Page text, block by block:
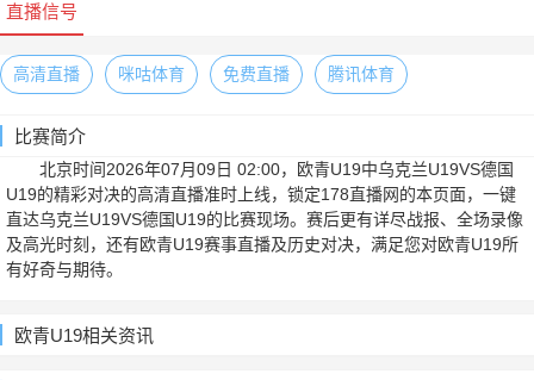
直播信号
高清直播 咪咕体育 免费直播 腾讯体育
比赛简介
北京时间2026年07月09日 02:00，欧青U19中乌克兰U19VS德国
U19的精彩对决的高清直播准时上线，锁定178直播网的本页面，一键
直达乌克兰U19VS德国U19的比赛现场。赛后更有详尽战报、全场录像
及高光时刻，还有欧青U19赛事直播及历史对决，满足您对欧青U19所
有好奇与期待。
欧青U19相关资讯